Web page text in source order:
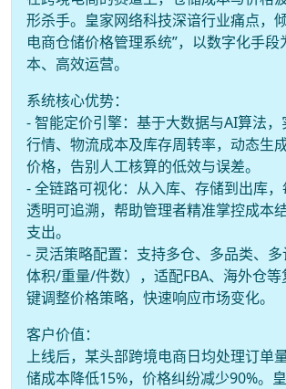
形杀手。皇家网络科技深谙行业痛点，
电商仓储价格管理系统”，以数字化手
本、高效运营。
系统核心优势：
- 智能定价引擎：基于大数据与AI算法
行情、物流成本及库存周转率，动态生
价格，告别人工核算的低效与误差。
- 全链路可视化：从入库、存储到出库
透明可追溯，帮助管理者精准掌控成本
支出。
- 灵活策略配置：支持多仓、多品类、
体积/重量/件数），适配FBA、海外仓
键调整价格策略，快速响应市场变化。
客户价值：
上线后，某头部跨境电商日均处理订单
储成本降低15%，价格纠纷减少90%。